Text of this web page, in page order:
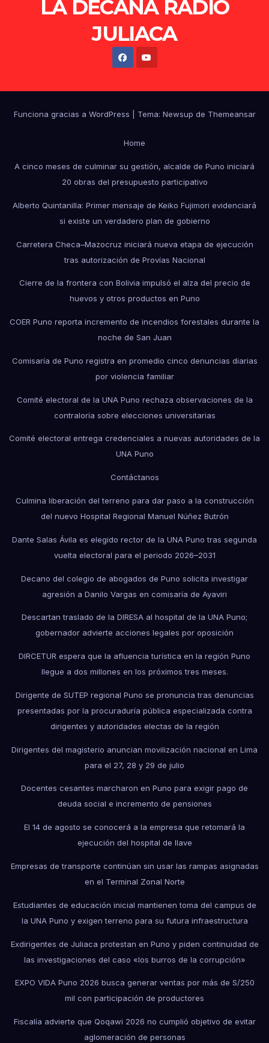
LA DECANA RADIO
JULIACA
Funciona gracias a WordPress Tema: Newsup de Themeansar
Home
A cinco meses de culminar su gestión, alcalde de Puno iniciará
20 obras del presupuesto participativo
Alberto Quintanilla: Primer mensaje de Keiko Fujimori evidenciará
si existe un verdadero plan de gobierno
Carretera Checa–Mazocruz iniciará nueva etapa de ejecución
tras autorización de Provías Nacional
Cierre de la frontera con Bolivia impulsó el alza del precio de
huevos y otros productos en Puno
COER Puno reporta incremento de incendios forestales durante la
noche de San Juan
Comisaría de Puno registra en promedio cinco denuncias diarias
por violencia familiar
Comité electoral de la UNA Puno rechaza observaciones de la
contraloría sobre elecciones universitarias
Comité electoral entrega credenciales a nuevas autoridades de la
UNA Puno
Contáctanos
Culmina liberación del terreno para dar paso a la construcción
del nuevo Hospital Regional Manuel Núñez Butrón
Dante Salas Ávila es elegido rector de la UNA Puno tras segunda
vuelta electoral para el periodo 2026–2031
Decano del colegio de abogados de Puno solicita investigar
agresión a Danilo Vargas en comisaría de Ayaviri
Descartan traslado de la DIRESA al hospital de la UNA Puno;
gobernador advierte acciones legales por oposición
DIRCETUR espera que la afluencia turística en la región Puno
llegue a dos millones en los próximos tres meses.
Dirigente de SUTEP regional Puno se pronuncia tras denuncias
presentadas por la procuraduría pública especializada contra
dirigentes y autoridades electas de la región
Dirigentes del magisterio anuncian movilización nacional en Lima
para el 27, 28 y 29 de julio
Docentes cesantes marcharon en Puno para exigir pago de
deuda social e incremento de pensiones
El 14 de agosto se conocerá a la empresa que retomará la
ejecución del hospital de Ilave
Empresas de transporte continúan sin usar las rampas asignadas
en el Terminal Zonal Norte
Estudiantes de educación inicial mantienen toma del campus de
la UNA Puno y exigen terreno para su futura infraestructura
Exdirigentes de Juliaca protestan en Puno y piden continuidad de
las investigaciones del caso «los burros de la corrupción»
EXPO VIDA Puno 2026 busca generar ventas por más de S/250
mil con participación de productores
Fiscalía advierte que Qoqawi 2026 no cumplió objetivo de evitar
aglomeración de personas